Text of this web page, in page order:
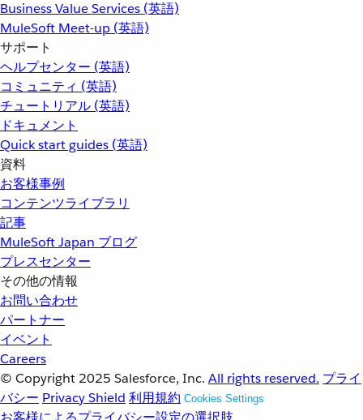
Business Value Services (英語)
MuleSoft Meet-up (英語)
サポート
ヘルプセンター (英語)
コミュニティ (英語)
チュートリアル (英語)
ドキュメント
Quick start guides (英語)
資料
お客様事例
コンテンツライブラリ
記事
MuleSoft Japan ブログ
プレスセンター
その他の情報
お問い合わせ
パートナー
イベント
Careers
© Copyright 2025 Salesforce, Inc. All rights reserved. プライ
バシー Privacy Shield 利用規約 Cookies Settings